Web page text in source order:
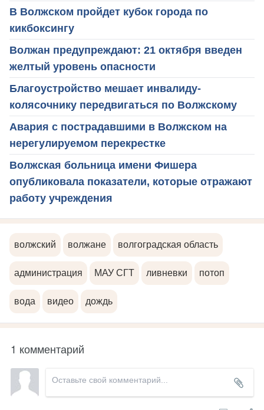
В Волжском пройдет кубок города по
кикбоксингу
Волжан предупреждают: 21 октября введен
желтый уровень опасности
Благоустройство мешает инвалиду-
колясочнику передвигаться по Волжскому
Авария с пострадавшими в Волжском на
нерегулируемом перекрестке
Волжская больница имени Фишера
опубликовала показатели, которые отражают
работу учреждения
волжский волжане волгоградская область
администрация МАУ СГТ ливневки потоп
вода видео дождь
1 комментарий